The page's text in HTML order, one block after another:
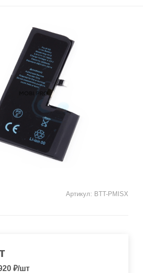
Артикул: BTT-PMISX
₽/шт